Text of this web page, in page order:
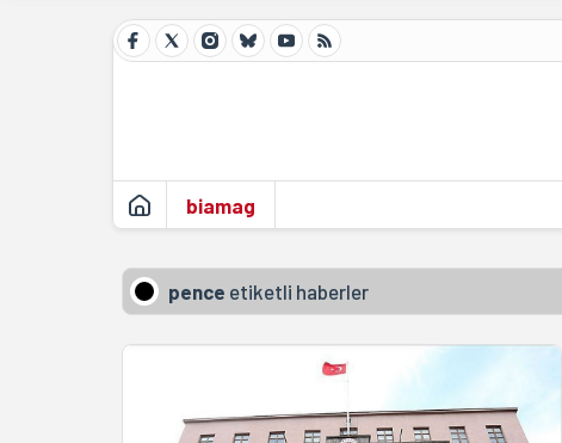
biamag
pence etiketli haberler